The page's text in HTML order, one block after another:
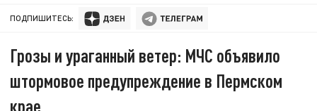
ПОДПИШИТЕСЬ:
Грозы и ураганный ветер: МЧС объявило
штормовое предупреждение в Пермском
крае